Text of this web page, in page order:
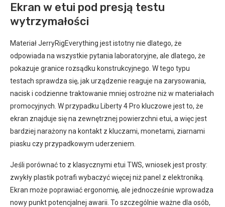
Ekran w etui pod presją testu
wytrzymałości
Materiał JerryRigEverything jest istotny nie dlatego, że
odpowiada na wszystkie pytania laboratoryjne, ale dlatego, że
pokazuje granice rozsądku konstrukcyjnego. W tego typu
testach sprawdza się, jak urządzenie reaguje na zarysowania,
nacisk i codzienne traktowanie mniej ostrożne niż w materiałach
promocyjnych. W przypadku Liberty 4 Pro kluczowe jest to, że
ekran znajduje się na zewnętrznej powierzchni etui, a więc jest
bardziej narażony na kontakt z kluczami, monetami, ziarnami
piasku czy przypadkowym uderzeniem.
Jeśli porównać to z klasycznymi etui TWS, wniosek jest prosty:
zwykły plastik potrafi wybaczyć więcej niż panel z elektroniką.
Ekran może poprawiać ergonomię, ale jednocześnie wprowadza
nowy punkt potencjalnej awarii. To szczególnie ważne dla osób,